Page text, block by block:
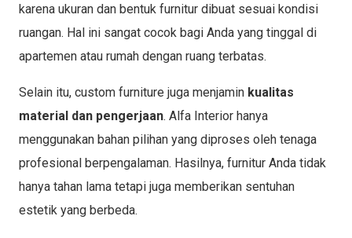
karena ukuran dan bentuk furnitur dibuat sesuai kondisi
ruangan. Hal ini sangat cocok bagi Anda yang tinggal di
apartemen atau rumah dengan ruang terbatas.
Selain itu, custom furniture juga menjamin kualitas
material dan pengerjaan. Alfa Interior hanya
menggunakan bahan pilihan yang diproses oleh tenaga
profesional berpengalaman. Hasilnya, furnitur Anda tidak
hanya tahan lama tetapi juga memberikan sentuhan
estetik yang berbeda.